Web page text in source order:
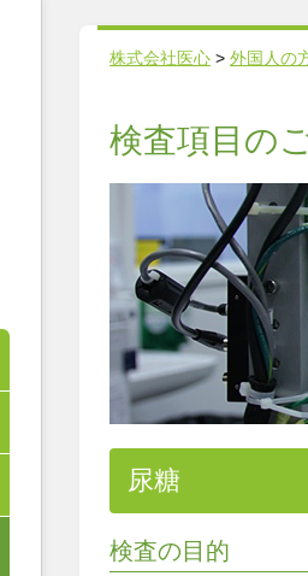
株式会社医心 > 外国人の
検査項目の
尿糖
検査の目的